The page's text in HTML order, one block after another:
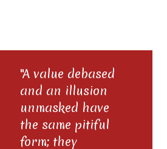
"A value debased
and an illusion
unmasked have
the same pitiful
form; they